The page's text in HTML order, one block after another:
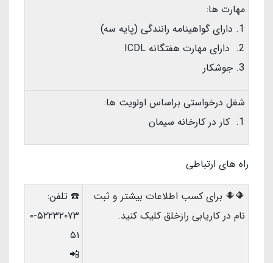
مهارت ها:
دارای گواهینامه رانندگی (پایه سه)
دارای مهارت هفتگانه ICDL
جوشکار
شغل درخواستی براساس اولویت ها:
کار در کارخانه سیمان
راه های ارتباطی
🔶🔶 برای کسب اطلاعات بیشتر و ثبت
نام در کاریابی رازخلق کلیک کنید.
☎️ تلفن:
۵۲۲۳۲۰۷۳-۰
۵۱
📲